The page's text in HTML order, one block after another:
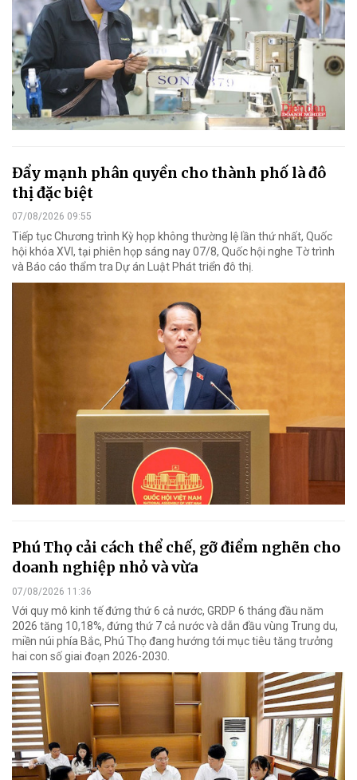
Đẩy mạnh phân quyền cho thành phố là đô
thị đặc biệt
07/08/2026 09:55
Tiếp tục Chương trình Kỳ họp không thường lệ lần thứ nhất, Quốc
hội khóa XVI, tại phiên họp sáng nay 07/8, Quốc hội nghe Tờ trình
và Báo cáo thẩm tra Dự án Luật Phát triển đô thị.
Phú Thọ cải cách thể chế, gỡ điểm nghẽn cho
doanh nghiệp nhỏ và vừa
07/08/2026 11:36
Với quy mô kinh tế đứng thứ 6 cả nước, GRDP 6 tháng đầu năm
2026 tăng 10,18%, đứng thứ 7 cả nước và dẫn đầu vùng Trung du,
miền núi phía Bắc, Phú Thọ đang hướng tới mục tiêu tăng trưởng
hai con số giai đoạn 2026-2030.